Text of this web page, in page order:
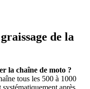
de la
la chaîne de moto ?
tous les 500 à 1000